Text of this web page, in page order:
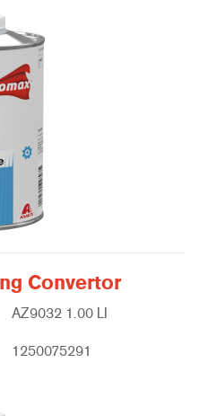
Convertor
AZ9032 1.00 LI
1250075291